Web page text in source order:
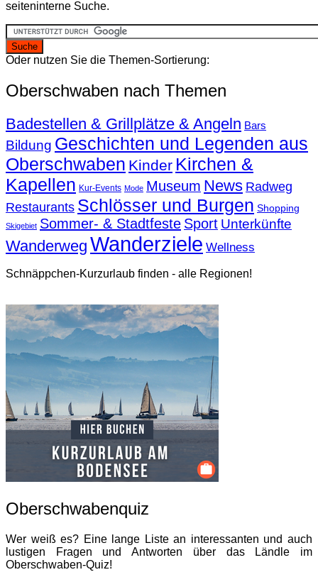
seiteninterne Suche.
Oder nutzen Sie die Themen-Sortierung:
Oberschwaben nach Themen
Badestellen & Grillplätze & Angeln Bars
Bildung Geschichten und Legenden aus
Oberschwaben Kinder Kirchen &
Kapellen Kur-Events Mode Museum News Radweg
Restaurants Schlösser und Burgen Shopping
Skigebiet Sommer- & Stadtfeste Sport Unterkünfte
Wanderweg Wanderziele Wellness
Schnäppchen-Kurzurlaub finden - alle Regionen!
Oberschwabenquiz
Wer weiß es? Eine lange Liste an interessanten und auch
lustigen Fragen und Antworten über das Ländle im
Oberschwaben-Quiz!